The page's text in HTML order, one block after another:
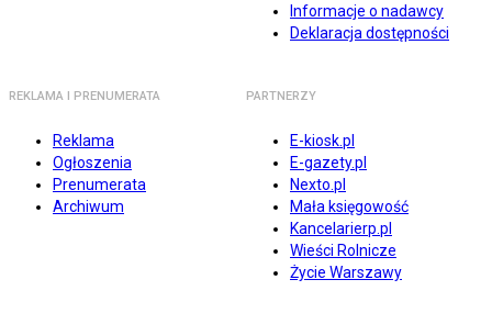
Informacje o nadawcy
Deklaracja dostępności
REKLAMA I PRENUMERATA
Reklama
Ogłoszenia
Prenumerata
Archiwum
PARTNERZY
E-kiosk.pl
E-gazety.pl
Nexto.pl
Mała księgowość
Kancelarierp.pl
Wieści Rolnicze
Życie Warszawy